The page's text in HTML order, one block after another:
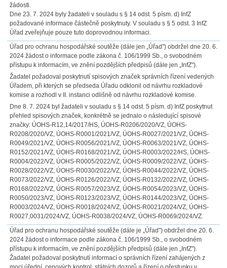
žádosti.
Dne 23. 7. 2024 byly žadateli v souladu s § 14 odst. 5 písm. d) InfZ
požadované informace částečně poskytnuty. V souladu s § 5 odst. 3 InfZ
Úřad zveřejňuje pouze tuto doprovodnou informaci.
Úřad pro ochranu hospodářské soutěže (dále jen „Úřad") obdržel dne 20. 6.
2024 žádost o informace podle zákona č. 106/1999 Sb., o svobodném
přístupu k informacím, ve znění pozdějších předpisů (dále jen „InfZ").
Žadatel požadoval poskytnutí spisových značek správních řízení vedených
Úřadem, při kterých se předseda Úřadu odklonil od návrhu rozkladové
komise a rozhodl v II. instanci odlišně od návrhu rozkladové komise.
Dne 8. 7. 2024 byl žadateli v souladu s § 14 odst. 5 písm. d) InfZ poskytnut
přehled spisových značek, konkrétně se jednalo o následující spisové
značky: ÚOHS-R12,14/2017/HS, ÚOHS-R0206/2020/VZ, ÚOHS-
R0208/2020/VZ, ÚOHS-R0001/2021/VZ, ÚOHS-R0027/2021/VZ, ÚOHS-
R0049/2021/VZ, ÚOHS-R0056/2021/VZ, ÚOHS-R0063/2021/VZ, ÚOHS-
R0152/2021/VZ, ÚOHS-R0168/2021/VZ, ÚOHS-R0003/2022/HS, ÚOHS-
R0004/2022/VZ, ÚOHS-R0005/2022/VZ, ÚOHS-R0009/2022/VZ, ÚOHS-
R0028/2022/VZ, ÚOHS-R0030/2022/VZ, ÚOHS-R0044/2022/VZ, ÚOHS-
R0073/2022/VZ, ÚOHS-R0126/2022/VZ, ÚOHS-R0132/2022/VZ, ÚOHS-
R0168/2022/VZ, ÚOHS-R0057/2023/VZ, ÚOHS-R0054/2023/VZ, ÚOHS-
R0050/2023/VZ, ÚOHS-R0123/2023/VZ, ÚOHS-R0144/2023/VZ, ÚOHS-
R0003/2024/VZ, ÚOHS-R0018/2024/VZ, ÚOHS-R0021/2024/VZ, ÚOHS-
R0027,0031/2024/VZ, ÚOHS-R0038/2024/VZ, ÚOHS-R0069/2024/VZ.
Úřad pro ochranu hospodářské soutěže (dále je „Úřad") obdržel dne 20. 6.
2024 žádost o informace podle zákona č. 106/1999 Sb., o svobodném
přístupu k informacím, ve znění pozdějších předpisů (dále jen „InfZ").
Žadatel požadoval poskytnutí informací o správních řízení zahájených z